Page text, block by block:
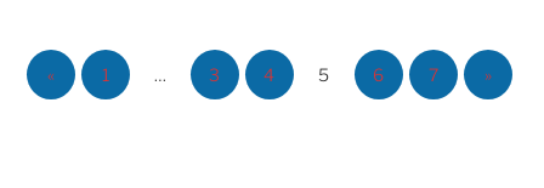
« 1 … 3 4 5 6 7 »